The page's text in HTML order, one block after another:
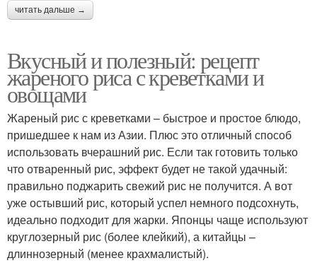
читать дальше →
Вкусный и полезный: рецепт
жареного риса с креветками и
овощами
Жареный рис с креветками – быстрое и простое блюдо,
пришедшее к нам из Азии. Плюс это отличный способ
использовать вчерашний рис. Если так готовить только
что отваренный рис, эффект будет не такой удачный:
правильно поджарить свежий рис не получится. А вот
уже остывший рис, который успел немного подсохнуть,
идеально подходит для жарки. Японцы чаще используют
круглозерный рис (более клейкий), а китайцы –
длиннозерный (менее крахмалистый).